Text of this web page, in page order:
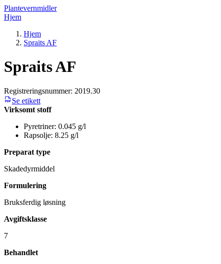
Plantevernmidler
Hjem
Hjem
Spraits AF
Spraits AF
Registreringsnummer: 2019.30
Se etikett
Virksomt stoff
Pyretriner: 0.045 g/l
Rapsolje: 8.25 g/l
Preparat type
Skadedyrmiddel
Formulering
Bruksferdig løsning
Avgiftsklasse
7
Behandlet